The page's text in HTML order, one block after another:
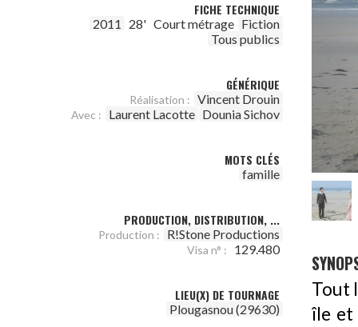
FICHE TECHNIQUE
2011 28' Court métrage Fiction
Tous publics
GÉNÉRIQUE
Réalisation : Vincent Drouin
Avec : Laurent Lacotte Dounia Sichov
MOTS CLÉS
famille
PRODUCTION, DISTRIBUTION, ...
Production : R!Stone Productions
Visa n° : 129.480
LIEU(X) DE TOURNAGE
Plougasnou (29630)
Tout
île et